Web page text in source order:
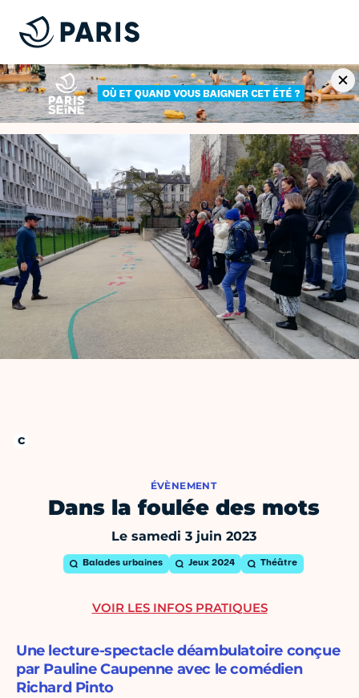
ÉVÈNEMENT
Dans la foulée des mots
Le samedi 3 juin 2023
Balades urbaines Jeux 2024 Théâtre
Une lecture-spectacle déambulatoire conçue
par Pauline Caupenne avec le comédien
Richard Pinto
VOIR LES INFOS PRATIQUES